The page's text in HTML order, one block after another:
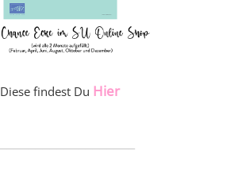
Diese findest Du Hier